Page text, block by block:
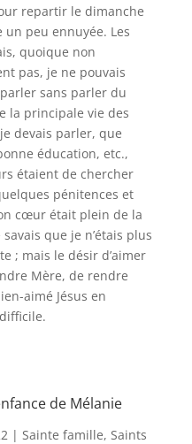
repartir le dimanche
un peu ennuyée. Les
quoique non
pas, je ne pouvais
sans parler du
la principale vie des
devais parler, que
éducation, etc.,
étaient de chercher
pénitences et
cœur était plein de la
que je n’étais plus
; mais le désir d’aimer
Mère, de rendre
aimé Jésus en
de Mélanie
| Sainte famille, Saints